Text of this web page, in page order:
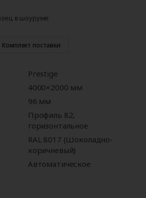
Комплект поставки
Prestige
4000×2000 мм
96 мм
Профиль 82,
горизонтальное
RAL 8017 (Шоколадно-
коричневый)
Автоматическое
в шоуруме